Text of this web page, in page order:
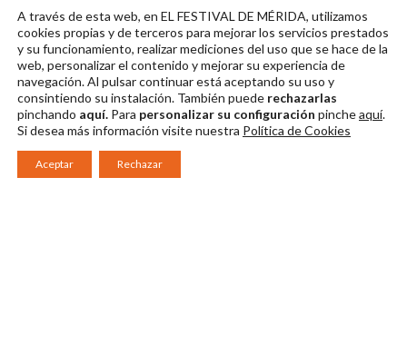
Morales / Festival
de Mérida
Descargar en alta
Morales / Festival
de Mérida
Descargar en alta
Morales / Festival
de Mérida
Descargar en alta
A través de esta web, en EL FESTIVAL DE MÉRIDA, utilizamos
cookies propias y de terceros para mejorar los servicios prestados
y su funcionamiento, realizar mediciones del uso que se hace de la
web, personalizar el contenido y mejorar su experiencia de
navegación. Al pulsar continuarestá aceptando su uso y
consintiendo su instalación. También puede rechazarlas
pinchando aquí. Para personalizar su configuración pincheaquí.
Si desea más información visite nuestra Política de Cookies
Aceptar Rechazar